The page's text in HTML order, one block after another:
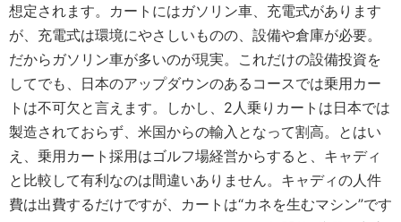
想定されます。カートにはガソリン車、充電式があります
が、充電式は環境にやさしいものの、設備や倉庫が必要。
だからガソリン車が多いのが現実。これだけの設備投資を
してでも、日本のアップダウンのあるコースでは乗用カー
トは不可欠と言えます。しかし、2人乗りカートは日本では
製造されておらず、米国からの輸入となって割高。とはい
え、乗用カート採用はゴルフ場経営からすると、キャディ
と比較して有利なのは間違いありません。キャディの人件
費は出費するだけですが、カートは“カネを生むマシン”です